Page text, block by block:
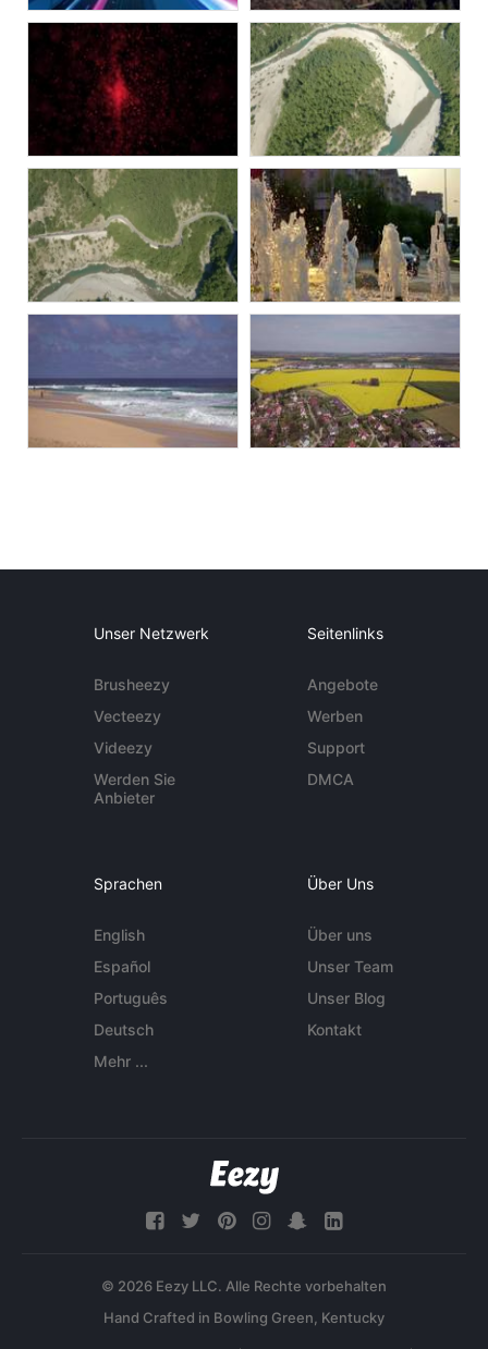
Unser Netzwerk
Brusheezy
Vecteezy
Videezy
Werden Sie
Anbieter
Seitenlinks
Angebote
Werben
Support
DMCA
Sprachen
English
Español
Português
Deutsch
Mehr ...
Über Uns
Über uns
Unser Team
Unser Blog
Kontakt
© 2026 Eezy LLC. Alle Rechte vorbehalten